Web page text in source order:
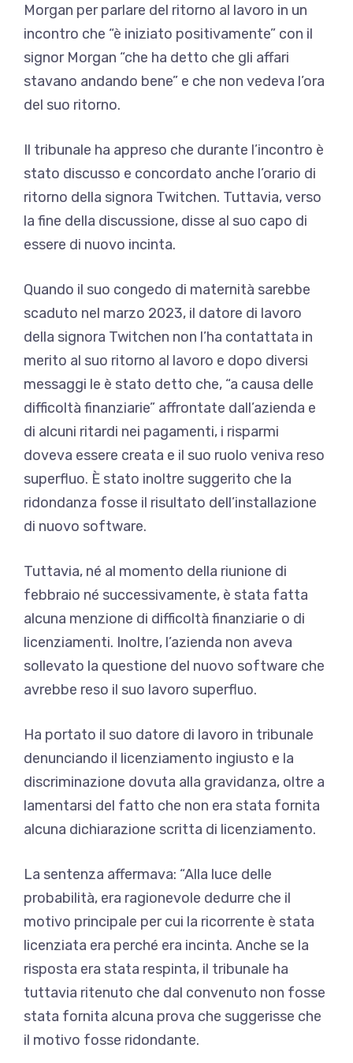
Morgan per parlare del ritorno al lavoro in un
incontro che “è iniziato positivamente” con il
signor Morgan “che ha detto che gli affari
stavano andando bene” e che non vedeva l’ora
del suo ritorno.
Il tribunale ha appreso che durante l’incontro è
stato discusso e concordato anche l’orario di
ritorno della signora Twitchen. Tuttavia, verso
la fine della discussione, disse al suo capo di
essere di nuovo incinta.
Quando il suo congedo di maternità sarebbe
scaduto nel marzo 2023, il datore di lavoro
della signora Twitchen non l’ha contattata in
merito al suo ritorno al lavoro e dopo diversi
messaggi le è stato detto che, “a causa delle
difficoltà finanziarie” affrontate dall’azienda e
di alcuni ritardi nei pagamenti, i risparmi
doveva essere creata e il suo ruolo veniva reso
superfluo. È stato inoltre suggerito che la
ridondanza fosse il risultato dell’installazione
di nuovo software.
Tuttavia, né al momento della riunione di
febbraio né successivamente, è stata fatta
alcuna menzione di difficoltà finanziarie o di
licenziamenti. Inoltre, l’azienda non aveva
sollevato la questione del nuovo software che
avrebbe reso il suo lavoro superfluo.
Ha portato il suo datore di lavoro in tribunale
denunciando il licenziamento ingiusto e la
discriminazione dovuta alla gravidanza, oltre a
lamentarsi del fatto che non era stata fornita
alcuna dichiarazione scritta di licenziamento.
La sentenza affermava: “Alla luce delle
probabilità, era ragionevole dedurre che il
motivo principale per cui la ricorrente è stata
licenziata era perché era incinta. Anche se la
risposta era stata respinta, il tribunale ha
tuttavia ritenuto che dal convenuto non fosse
stata fornita alcuna prova che suggerisse che
il motivo fosse ridondante.